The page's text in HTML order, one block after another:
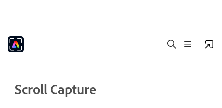
Scroll Capture